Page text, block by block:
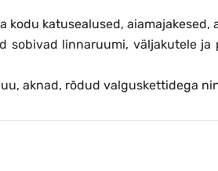
kodu katusealused,
sobivad linnaruumi, väljakutele
aknad, rõdud valguskettidega